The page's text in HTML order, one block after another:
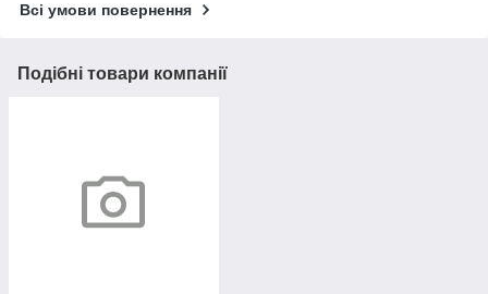
Всі умови повернення
Подібні товари компанії